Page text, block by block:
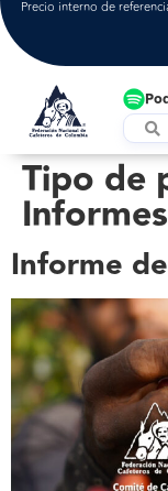
Precio interno de
Tipo de
Informes
Informe